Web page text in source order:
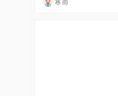
搭建WordPress网站？ 下
寒 雨